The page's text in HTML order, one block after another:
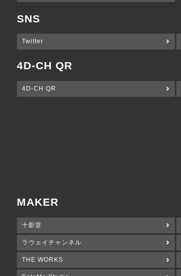
SNS
Twitter
4D-CH QR
4D-CH QR
MAKER
十影堂
ラウェイチャンネル
THE WORKS